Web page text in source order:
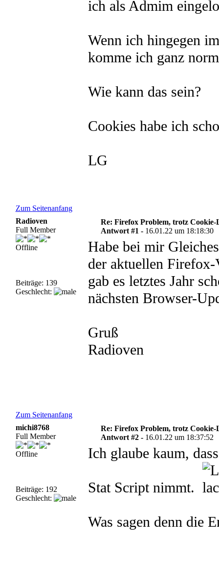
ich als Admim
Wenn ich hingegen
komme ich ganz
Wie kann das sein?
Cookies habe ich
LG
Zum Seitenanfang
Radioven
Full Member
Offline
Beiträge: 139
Geschlecht:
Re: Firefox Problem, trotz Cookie-
Antwort #1 - 16.01.22 um 18:18:30
Habe bei mir
der aktuellen
gab es letztes Jahr
nächsten Browser-
Gruß
Radioven
Zum Seitenanfang
michi8768
Full Member
Offline
Beiträge: 192
Geschlecht:
Re: Firefox Problem, trotz Cookie-
Antwort #2 - 16.01.22 um 18:37:52
Ich glaube kaum,
Stat Script nimmt.
Was sagen denn die